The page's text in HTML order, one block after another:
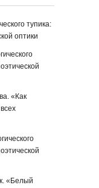
тупика:
оптики
«Как
«Белый